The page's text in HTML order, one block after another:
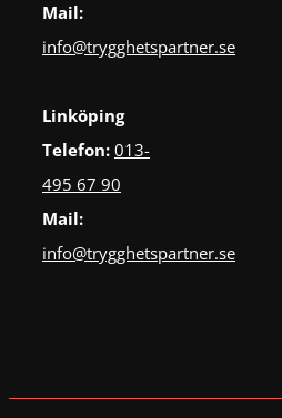
Mail:
info@trygghetspartner.se
Linköping
Telefon: 013-
495 67 90
Mail:
info@trygghetspartner.se